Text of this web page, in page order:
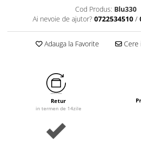
Cod Produs: Blu330
Ai nevoie de ajutor? 0722534510 /
Adauga la Favorite Cere
Retur
in termen de 14zile